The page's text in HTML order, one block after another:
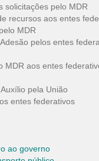
solicitações pelo MDR
recursos aos entes
MDR
pelos entes
MDR aos entes
pela União
entes federativos
ao governo